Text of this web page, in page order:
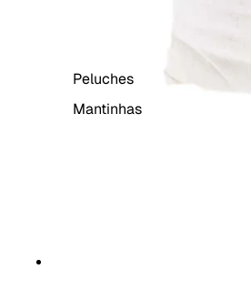
Peluches
Mantinhas